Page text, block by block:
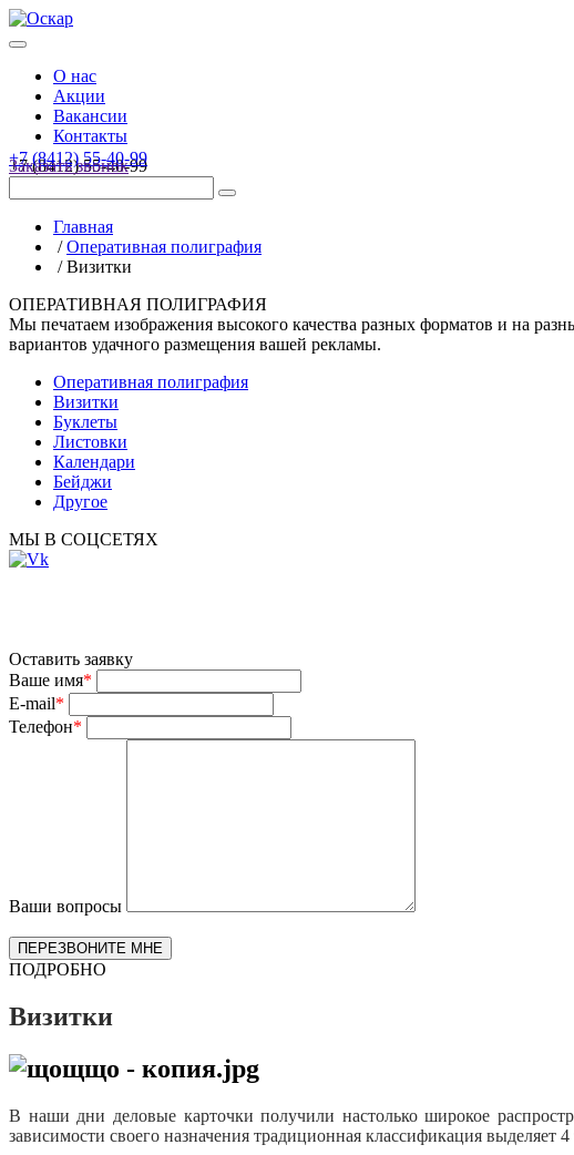
О нас
Акции
Вакансии
Контакты
+7 (8412) 55-40-99
+7 (8412) 55-40-99
Заказать звонок
Главная
/Оперативная полиграфия
/Визитки
ОПЕРАТИВНАЯ ПОЛИГРАФИЯ
Мы печатаем изображения высокого качества разных форматов и на
вариантов удачного размещения вашей рекламы.
Оперативная полиграфия
Визитки
Буклеты
Листовки
Календари
Бейджи
Другое
МЫ В СОЦСЕТЯХ
Оставить заявку
Ваше имя*
E-mail*
Телефон*
Ваши вопросы
ПОДРОБНО
Визитки
В наши дни деловые карточки получили настолько широкое
зависимости своего назначения традиционная классификация